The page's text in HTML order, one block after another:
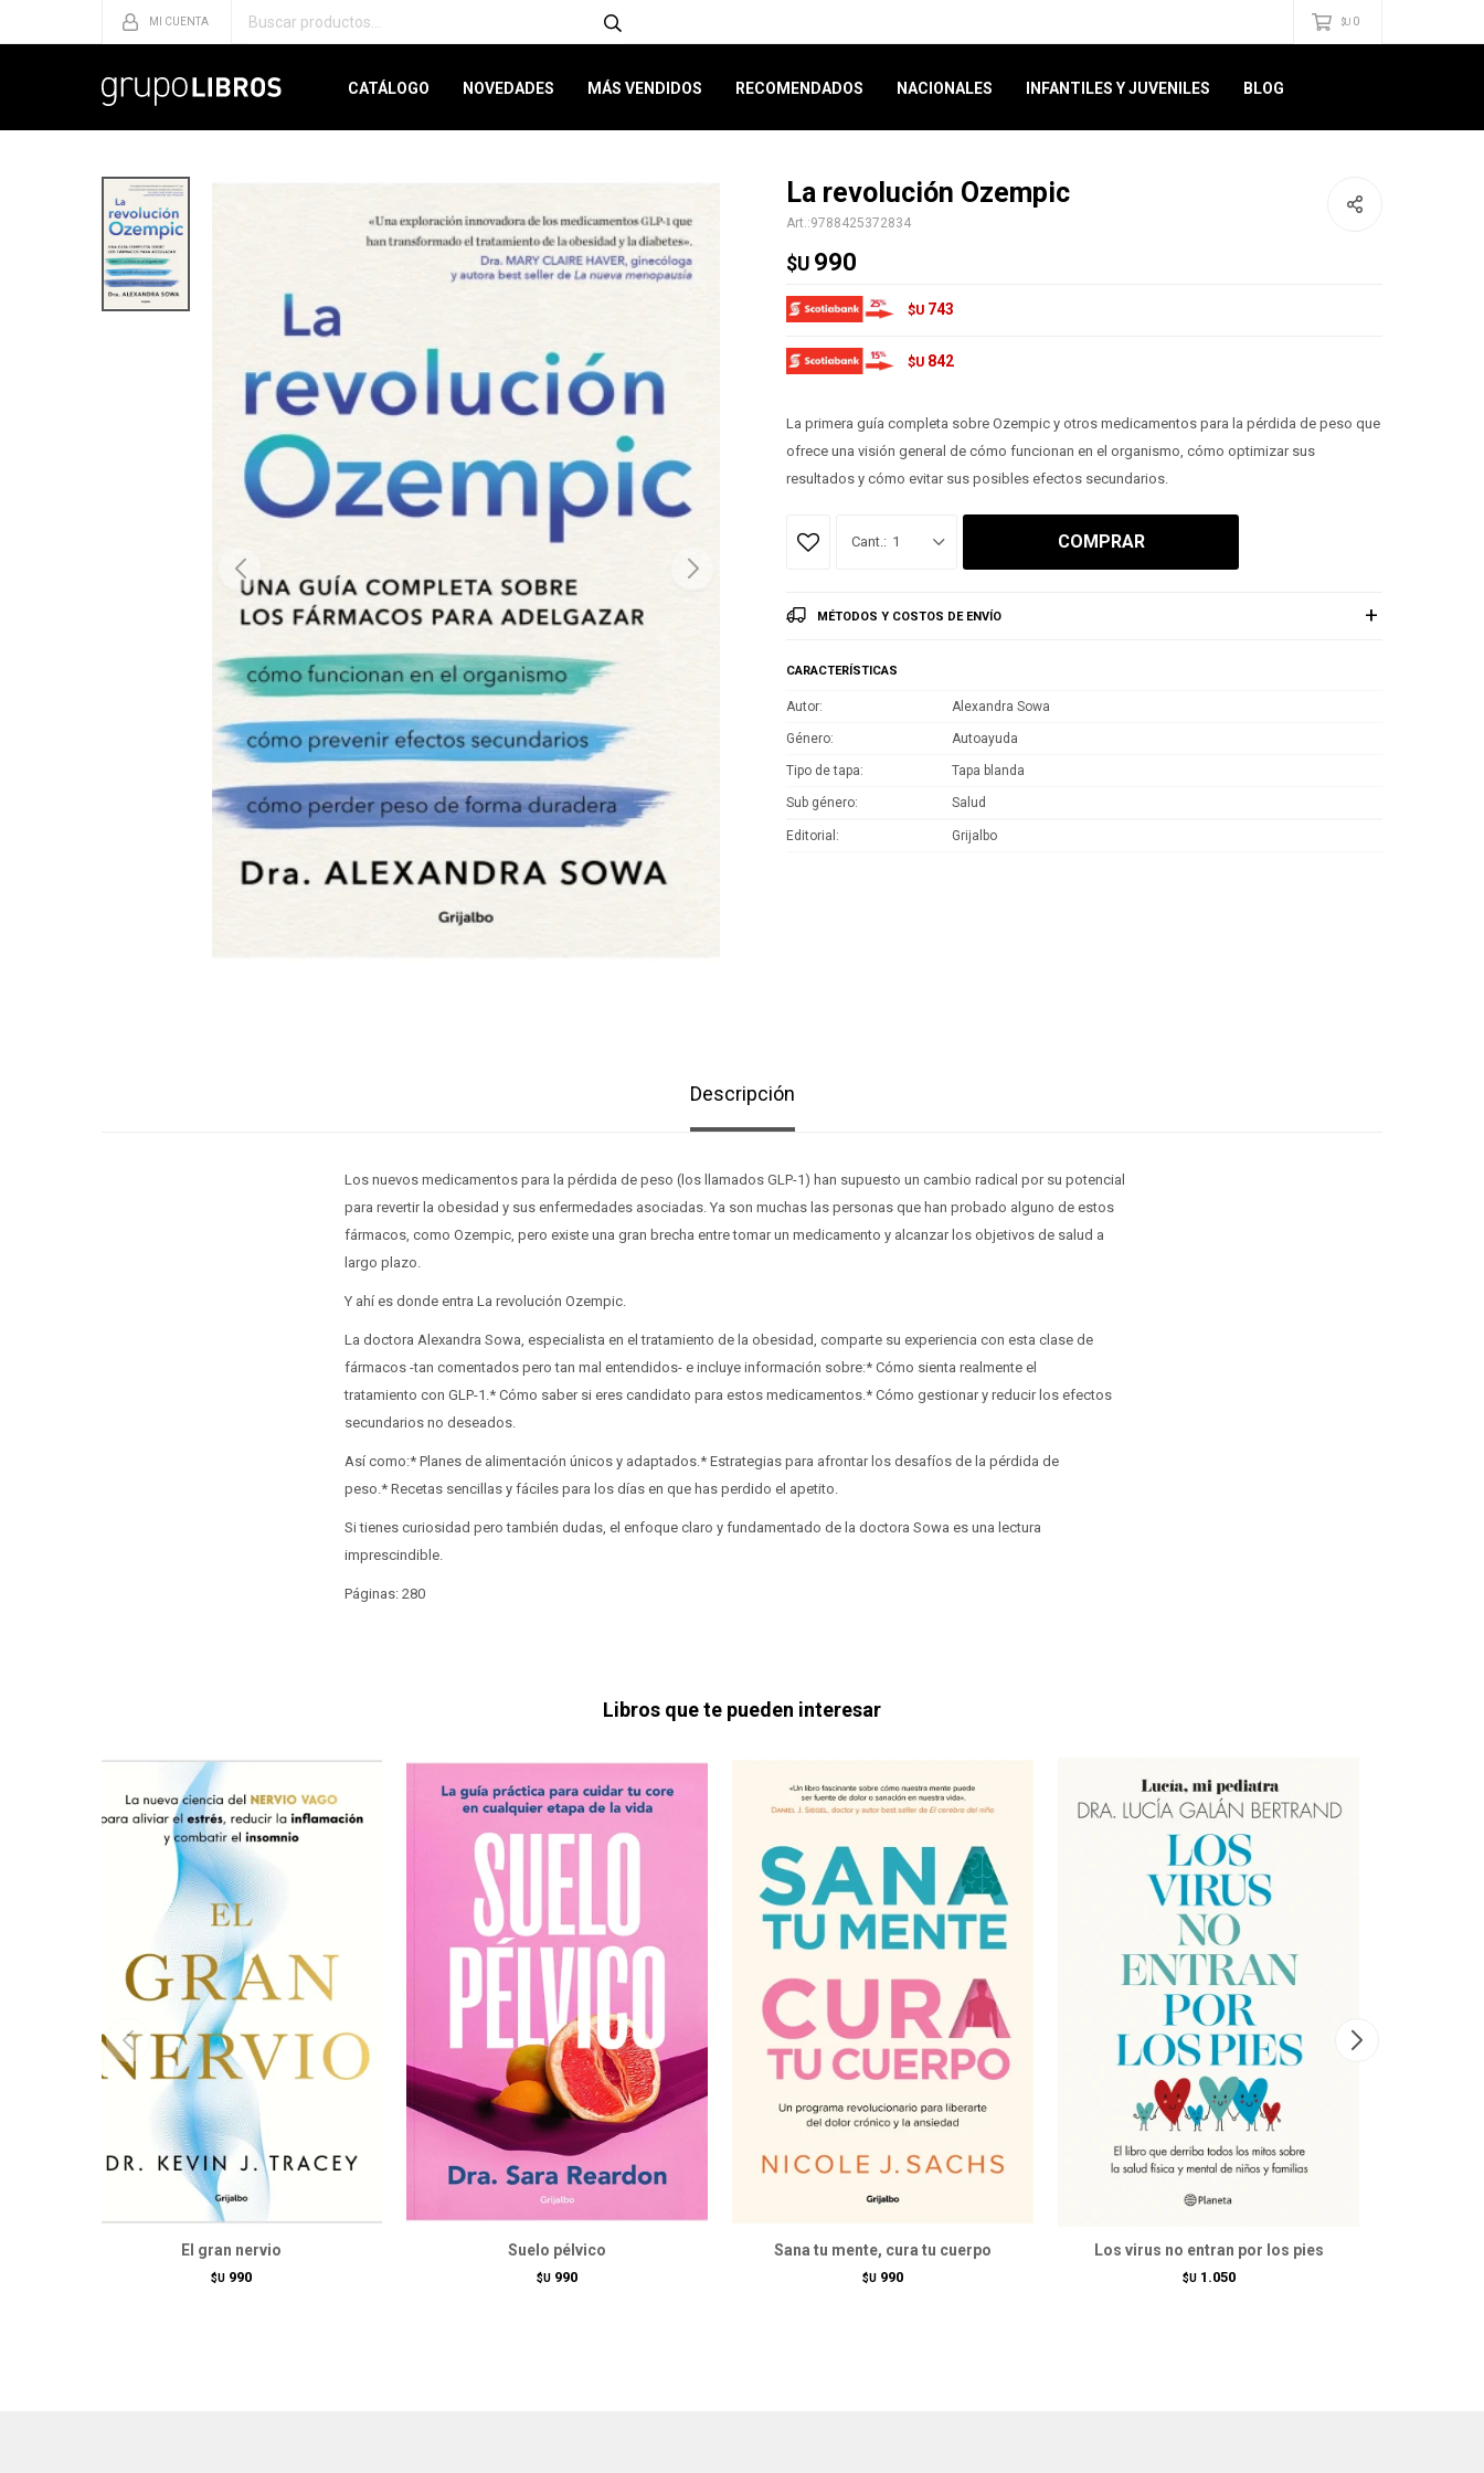
CATÁLOGO NOVEDADES MÁS VENDIDOS RECOMENDADOS NACIONALES INFANTILES Y JUVENILES BLOG
$U 0
La revolución Ozempic
9788425372834
$U 990
$U 743
$U 842
La primera guía completa sobre Ozempic y otros medicamentos para la pérdida de peso que
ofrece una visión general de cómo funcionan en el organismo, cómo optimizar sus
resultados y cómo evitar sus posibles efectos secundarios.
1 COMPRAR
MÉTODOS Y COSTOS DE ENVÍO
CARACTERÍSTICAS
Autor Alexandra Sowa
Género Autoayuda
Tipo de tapa Tapa blanda
Sub género Salud
Editorial Grijalbo
Descripción
Los nuevos medicamentos para la pérdida de peso (los llamados GLP-1) han supuesto un cambio radical por su potencial
para revertir la obesidad y sus enfermedades asociadas. Ya son muchas las personas que han probado alguno de estos
fármacos, como Ozempic, pero existe una gran brecha entre tomar un medicamento y alcanzar los objetivos de salud a
largo plazo.
Y ahí es donde entra La revolución Ozempic.
La doctora Alexandra Sowa, especialista en el tratamiento de la obesidad, comparte su experiencia con esta clase de
fármacos -tan comentados pero tan mal entendidos- e incluye información sobre:* Cómo sienta realmente el
tratamiento con GLP-1.* Cómo saber si eres candidato para estos medicamentos.* Cómo gestionar y reducir los efectos
secundarios no deseados.
Así como:* Planes de alimentación únicos y adaptados.* Estrategias para afrontar los desafíos de la pérdida de
peso.* Recetas sencillas y fáciles para los días en que has perdido el apetito.
Si tienes curiosidad pero también dudas, el enfoque claro y fundamentado de la doctora Sowa es una lectura
imprescindible.
Páginas: 280
Libros que te pueden interesar
El gran nervio
$U 990
Suelo pélvico
$U 990
Sana tu mente, cura tu cuerpo
$U 990
Los virus no entran por los pies
$U 1.050